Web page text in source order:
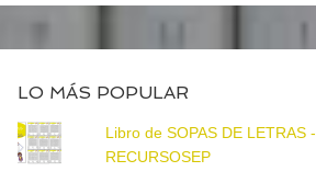
LO MÁS POPULAR
Libro de SOPAS DE LETRAS -
RECURSOSEP